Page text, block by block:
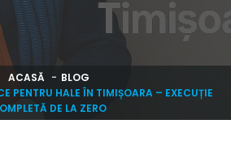
ACASĂ
BLOG
PENTRU HALE ÎN TIMIȘOARA – EXECUȚIE
DE LA ZERO